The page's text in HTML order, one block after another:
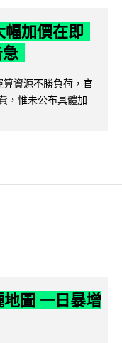
加價在即
資源不勝負荷，官
，惟未公布具體加
圖 一日暴增